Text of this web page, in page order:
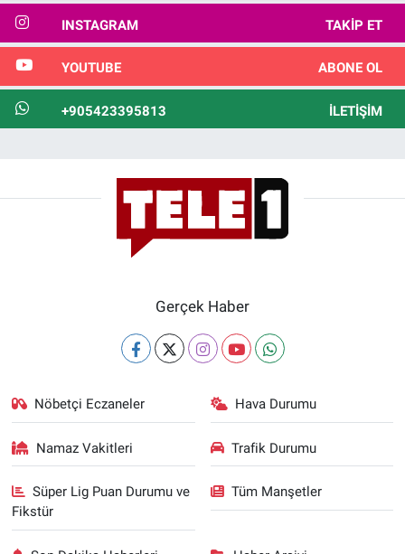
INSTAGRAM TAKIP ET
YOUTUBE ABONE OL
+905423395813 İLETIŞIM
Gerçek Haber
Nöbetçi Eczaneler Hava Durumu
Namaz Vakitleri Trafik Durumu
Süper Lig Puan Durumu ve
Fikstür
Tüm Manşetler